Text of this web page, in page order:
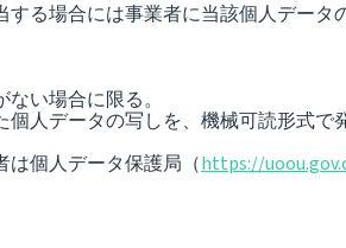
る場合には事業者に当該個人データ
い場合に限る。
人データの写しを、機械可読形式で
は個人データ保護局（https://